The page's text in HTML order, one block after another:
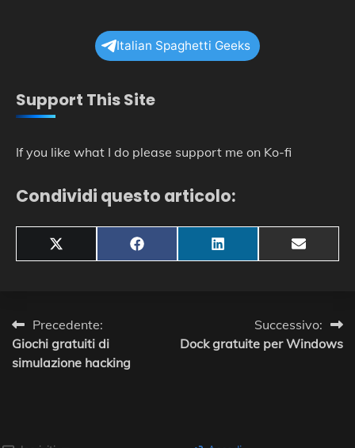
Italian Spaghetti Geeks
Support This Site
If you like what I do please support me on Ko-fi
Condividi questo articolo:
Share
on
X
(Twitter)
Share
on
Facebook
Share
on
LinkedIn
Share
on
Email
Navigazione
articoli
Precedente:
Giochi gratuiti di
simulazione hacking
Successivo:
Dock gratuite per Windows